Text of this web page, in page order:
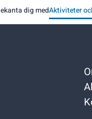
dig medAktiviteter